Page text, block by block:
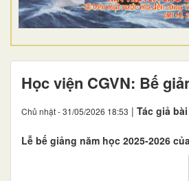
Học viện CGVN: Bế
Chủ nhật - 31/05/2026 18:53 | Tác giả
Lễ bế giảng năm học 2025-2026